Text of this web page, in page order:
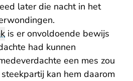
later die nacht in het
is er onvoldoende bewijs
had kunnen
een mes zou
kan hem daarom